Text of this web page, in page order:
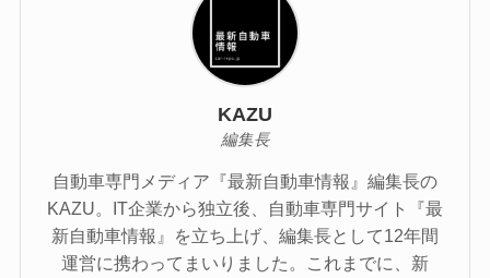
KAZU
編集長
自動車専門メディア『最新自動車情報』編集長の
KAZU。IT企業から独立後、自動車専門サイト『最
新自動車情報』を立ち上げ、編集長として12年間
運営に携わってまいりました。これまでに、新